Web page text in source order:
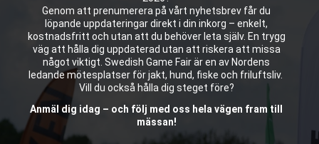
Genom att prenumerera på vårt nyhetsbrev får du
löpande uppdateringar direkt i din inkorg – enkelt,
kostnadsfritt och utan att du behöver leta själv. En trygg
väg att hålla dig uppdaterad utan att riskera att missa
något viktigt. Swedish Game Fair är en av Nordens
ledande mötesplatser för jakt, hund, fiske och friluftsliv.
Vill du också hålla dig steget före?
Anmäl dig idag – och följ med oss hela vägen fram till
mässan!